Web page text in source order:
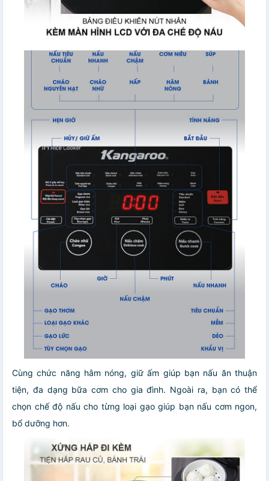
Cùng chức năng hâm nóng, giữ ấm giúp bạn nấu ăn thuận
tiện, đa dạng bữa cơm cho gia đình. Ngoài ra, bạn có thể
chọn chế độ nấu cho từng loại gạo giúp bạn nấu cơm ngon,
bổ dưỡng hơn.